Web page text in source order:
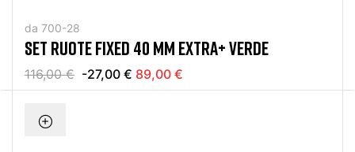
da 700-28
SET RUOTE FIXED 40 MM EXTRA+ VERDE
116,00 € -27,00 € 89,00 €